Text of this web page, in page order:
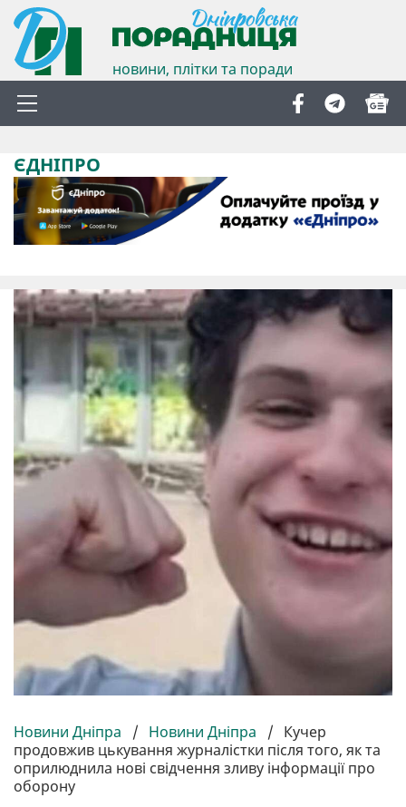
новини, плітки та поради
ЄДНІПРО
Новини Дніпра / Новини Дніпра / Кучер
продовжив цькування журналістки після того, як та
оприлюднила нові свідчення зливу інформації про
оборону